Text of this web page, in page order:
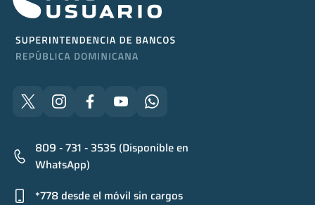
809 - 731 - 3535 (Disponible en
WhatsApp)
*778 desde el móvil sin cargos